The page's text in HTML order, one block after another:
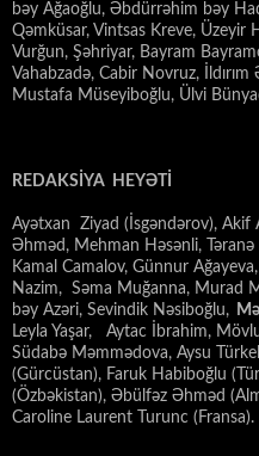
bəy Ağaoğlu, Əbdürrəhim bəy
Qəmküsar, Vintsas Kreve, Üzeyir
Vurğun, Şəhriyar, Bayram
Vahabzadə, Cabir Novruz,
Mustafa Müseyiboğlu, Ülvi
REDAKSİYA HEYƏTİ
Ayətxan Ziyad (İsgəndərov), Akif
Əhməd, Mehman Həsənli,
Kamal Camalov, Günnur
Nazim, Səma Muğanna, Murad
bəy Azəri, Sevindik Nəsiboğlu,
Leyla Yaşar, Aytac İbrahim,
Südabə Məmmədova, Aysu
(Gürcüstan), Faruk Habiboğlu
(Özbəkistan), Əbülfəz Əhməd
Caroline Laurent Turunc (Fransa).